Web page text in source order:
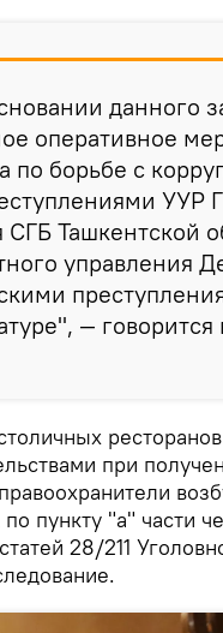
данного
оперативное
по борьбе с
УУР
СГБ Ташкентской
управления
—
при
пункту "а" части
28/211